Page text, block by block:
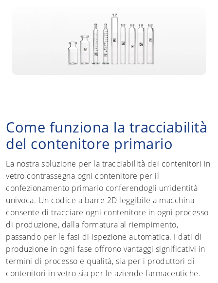
Come funziona la tracciabilità
del contenitore primario
La nostra soluzione per la tracciabilità dei contenitori in
vetro contrassegna ogni contenitore per il
confezionamento primario conferendogli un’identità
univoca. Un codice a barre 2D leggibile a macchina
consente di tracciare ogni contenitore in ogni processo
di produzione, dalla formatura al riempimento,
passando per le fasi di ispezione automatica. I dati di
produzione in ogni fase offrono vantaggi significativi in
termini di processo e qualità, sia per i produttori di
contenitori in vetro sia per le aziende farmaceutiche.